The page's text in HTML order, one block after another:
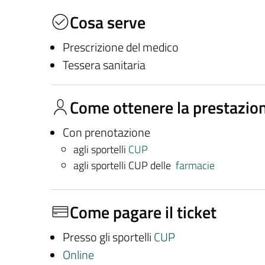
Cosa serve
Prescrizione del medico
Tessera sanitaria
Come ottenere la
Con prenotazione
agli sportelli CUP
agli sportelli CUP delle farmacie
Come pagare il ticket
Presso gli sportelli CUP
Online